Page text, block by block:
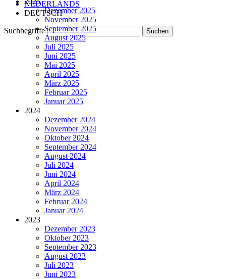
NEDERLANDS
DEUTSCH
Suchbegriffe
Dezember 2025
November 2025
September 2025
August 2025
Juli 2025
Juni 2025
Mai 2025
April 2025
März 2025
Februar 2025
Januar 2025
2024
Dezember 2024
November 2024
Oktober 2024
September 2024
August 2024
Juli 2024
Juni 2024
April 2024
März 2024
Februar 2024
Januar 2024
2023
Dezember 2023
Oktober 2023
September 2023
August 2023
Juli 2023
Juni 2023